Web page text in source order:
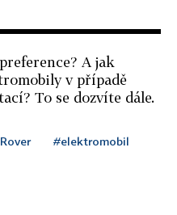
A jak
v případě
To se dozvíte dále.
#elektromobil